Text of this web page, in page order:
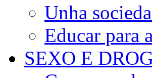
Unha
Educar para
SEXO E